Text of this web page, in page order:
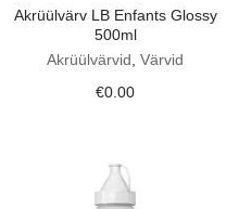
Akrüülvärv LB Enfants Glossy
500ml
Akrüülvärvid ,Värvid
€0.00